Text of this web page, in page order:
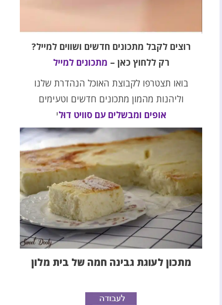
רוצים לקבל מתכונים חדשים ושווים למייל?
רק ללחוץ כאן – מתכונים למייל
בואו תצטרפו לקבוצת האוכל הנהדרת שלנו
וליהנות מהמון מתכונים חדשים וטעימים
אופים ומבשלים עם סוויט דוּלי
מתכון לעוגת גבינה חמה של בית מלון